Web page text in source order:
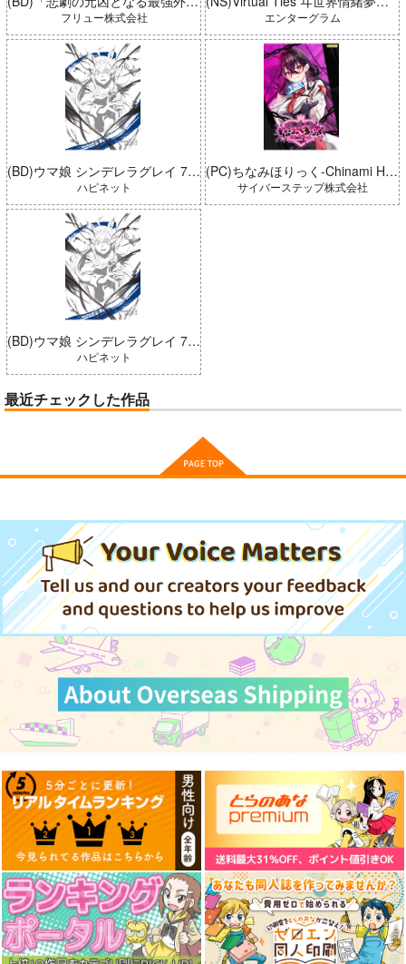
フリュー株式会社
(BD)ウマ娘 シンデレラグレイ 7 豪華版 (とらのあな限定版)
ハピネット
(BD)ウマ娘 シンデレラグレイ 7 豪華版
ハピネット
エンターグラム
(PC)ちなみほりっく-Chinami Holic 特典付き 限定ボックス
サイバーステップ株式会社
最近チェックした作品